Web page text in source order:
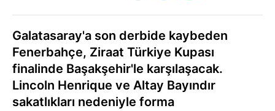
Galatasaray'a son derbide kaybeden
Fenerbahçe, Ziraat Türkiye Kupası
finalinde Başakşehir'le karşılaşacak.
Lincoln Henrique ve Altay Bayındır
sakatlıkları nedeniyle forma